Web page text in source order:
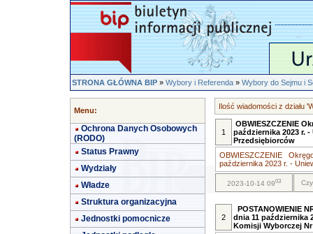
STRONA GŁÓWNA BIP»Wybory i Referenda»Wybory do Sejmu i
Menu:
Ochrona Danych Osobowych
(RODO)
Status Prawny
Wydziały
Władze
Struktura organizacyjna
Jednostki pomocnicze
Ilość wiadomości z działu
1
OBWIESZCZENIE
października 2023 r.
Przedsiębiorców
OBWIESZCZENIE
października 2023 r. -
2023-10-14 0903
2
POSTANOWIENIE
dnia 11 października
Komisji Wyborczej